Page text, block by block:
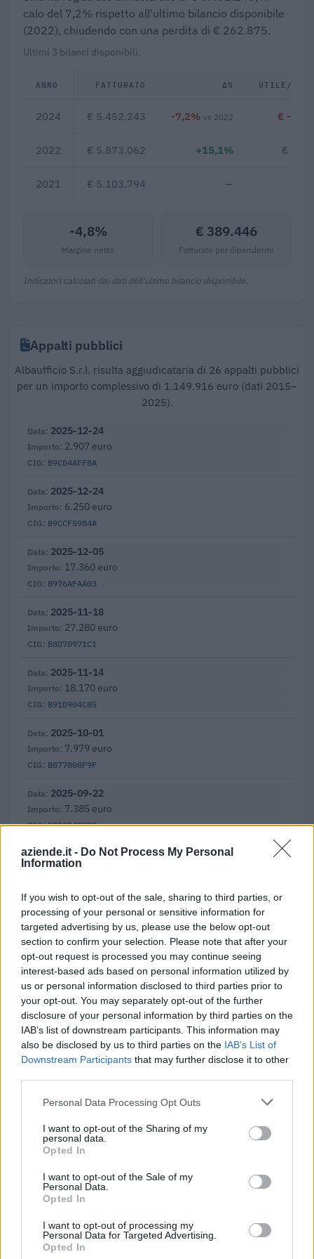
aziende.it - Do Not Process My Personal
Information
If you wish to opt-out of the sale, sharing to third parties, or
processing of your personal or sensitive information for
targeted advertising by us, please use the below opt-out
section to confirm your selection. Please note that after your
opt-out request is processed you may continue seeing
interest-based ads based on personal information utilized by
us or personal information disclosed to third parties prior to
your opt-out. You may separately opt-out of the further
disclosure of your personal information by third parties on the
IAB’s list of downstream participants. This information may
also be disclosed by us to third parties on the IAB’s List of
Downstream Participants that may further disclose it to other
Personal Data Processing Opt Outs
I want to opt-out of the Sharing of my
personal data.
Opted In
I want to opt-out of the Sale of my
Personal Data.
Opted In
I want to opt-out of processing my
Personal Data for Targeted Advertising.
Opted In
calo del 7,2% rispetto all'ultimo bilancio disponibile
(2022), chiudendo con una perdita di € 262.875.
Ultimi 3 bilanci disponibili.
ANNO FATTURATO Δ% UTILE/
2024 € 5.452.243 -7,2% vs 2022 € -
2022 € 5.873.062 +15,1% €
2021 € 5.103.794 —
-4,8%
Margine netto
€ 389.446
Fatturato per dipendente
Indicatori calcolati dai dati dell'ultimo bilancio disponibile.
Appalti pubblici
Albaufficio S.r.l. risulta aggiudicataria di 26 appalti pubblici
per un importo complessivo di 1.149.916 euro (dati 2015–
2025).
B9CD4AFF8A
2025-12-24
2.907 euro
B9CCF5984A
2025-12-24
6.250 euro
B976AFAA03
2025-12-05
17.360 euro
B8D78971C1
2025-11-18
27.280 euro
B91D904C85
2025-11-14
18.170 euro
B877808F9F
2025-10-01
7.979 euro
B853B4FF72
2025-09-22
7.385 euro
2025-07-29
5.800 euro
B7C59A01E1
2025-07-25
8.143 euro
B6FB4D07B7
2025-06-23
14.399 euro
Fonte: ANAC – Banca Dati Nazionale Contratti Pubblici(Open Data,
licenza CC BY-SA 4.0). Ogni CIG e' verificabile sul portale ANAC.
Albaufficio S.r.l. risulta beneficiaria di 5 aiuti o contributi
pubblici per un totale di 332.368 euro (2021–2024).
2024-12-03
Fondo di garanzia per le piccole e medie imprese
120.000 euro